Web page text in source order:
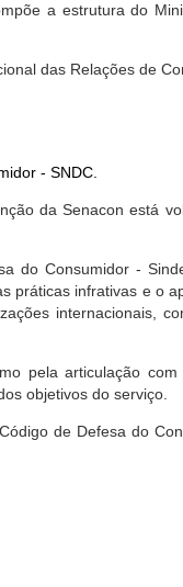
a estrutura do
das Relações de
- SNDC.
da Senacon está
do Consumidor -
práticas infrativas e o
internacionais,
pela articulação
objetivos do serviço.
de Defesa do